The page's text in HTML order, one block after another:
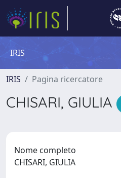
IRIS
IRIS Pagina ricercatore
CHISARI, GIULIA
Nome completo
CHISARI, GIULIA